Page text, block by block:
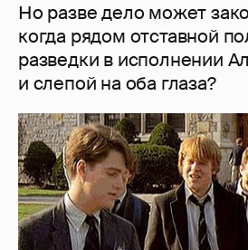
Но разве дело может
когда рядом отставной
разведки в исполнении
и слепой на оба глаза?